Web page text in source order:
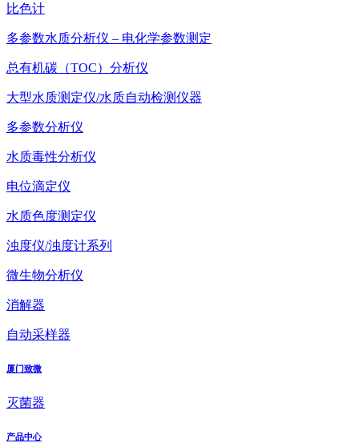
比色计
多参数水质分析仪 – 电化学参数测定
总有机碳（TOC）分析仪
大型水质测定仪/水质自动检测仪器
多参数分析仪
水质毒性分析仪
电位滴定仪
水质色度测定仪
浊度仪/浊度计系列
微生物分析仪
消解器
自动采样器
厦门致微
灭菌器
产品中心